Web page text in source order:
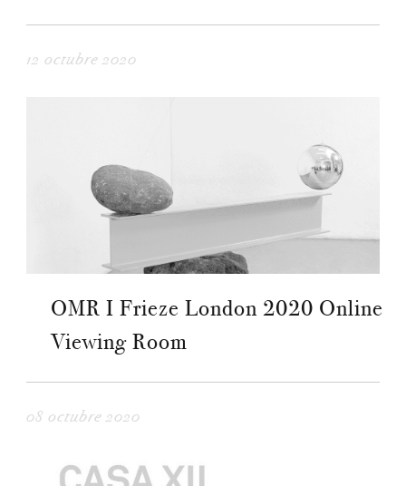
12 octubre 2020
OMR I Frieze London 2020 Online
Viewing Room
08 octubre 2020